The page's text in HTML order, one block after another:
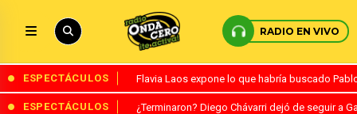
RADIO EN VIVO
ESPECTÁCULOS Flavia Laos expone lo que habría buscado
ESPECTÁCULOS ¿Terminaron? Diego Chávarri dejó de seguir a